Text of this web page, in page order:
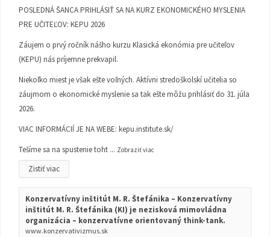
POSLEDNÁ ŠANCA PRIHLÁSIŤ SA NA KURZ EKONOMICKÉHO MYSLENIA
PRE UČITEĽOV: KEPU 2026
Záujem o prvý ročník nášho kurzu Klasická ekonómia pre učiteľov
(KEPU) nás príjemne prekvapil.
Niekoľko miest je však ešte voľných. Aktívni stredoškolskí učitelia so
záujmom o ekonomické myslenie sa tak ešte môžu prihlásiť do 31. júla
2026.
VIAC INFORMÁCIÍ JE NA WEBE: kepu.institute.sk/
Tešíme sa na spustenie toht ... Zobraziť viac
Zistiť viac
Konzervatívny inštitút M. R. Štefánika – Konzervatívny
inštitút M. R. Štefánika (KI) je nezisková mimovládna
organizácia – konzervatívne orientovaný think-tank.
www.konzervativizmus.sk